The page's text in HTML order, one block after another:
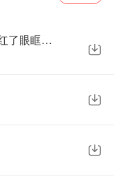
【谁都知道我健忘 唯独想起你时红了眼眶-死结】